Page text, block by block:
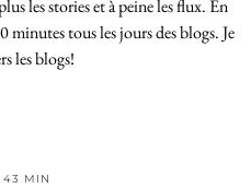
les stories et à peine les flux. En
minutes tous les jours des blogs. Je
les blogs!
43 MIN